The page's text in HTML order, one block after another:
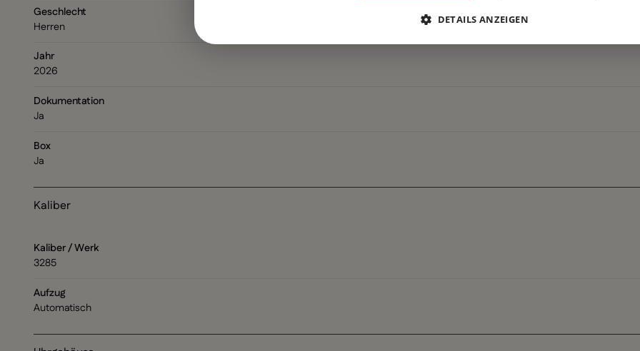
Geschlecht
Herren
Jahr
2026
Dokumentation
Ja
Box
Ja
Kaliber
Kaliber / Werk
3285
Aufzug
Automatisch
DETAILS ANZEIGEN